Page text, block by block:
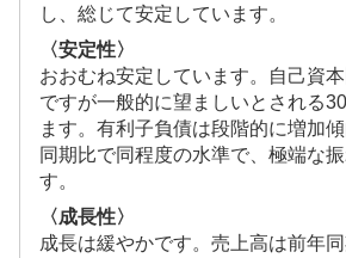
し、総じて安定しています。
〈安定性〉
おおむね安定しています。自己資
ですが一般的に望ましいとされる
ます。有利子負債は段階的に増加
同期比で同程度の水準で、極端な
す。
〈成長性〉
成長は緩やかです。売上高は前年